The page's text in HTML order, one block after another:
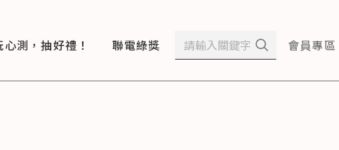
心測，抽好禮！ 聯電綠獎 會員專區